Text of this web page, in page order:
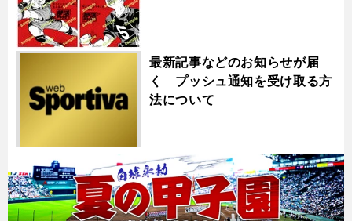
最新記事などのお知らせが届
く プッシュ通知を受け取る方
法について